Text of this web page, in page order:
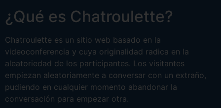
¿Qué es Chatroulette?
Chatroulette es un sitio web basado en la
videoconferencia y cuya originalidad radica en la
aleatoriedad de los participantes. Los visitantes
empiezan aleatoriamente a conversar con un extraño,
pudiendo en cualquier momento abandonar la
conversación para empezar otra.